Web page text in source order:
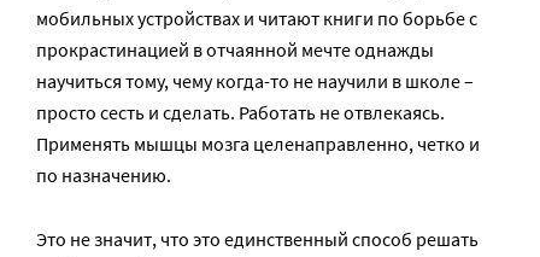
мобильных устройствах и читают книги по борьбе с
прокрастинацией в отчаянной мечте однажды
научиться тому, чему когда-то не научили в школе –
просто сесть и сделать. Работать не отвлекаясь.
Применять мышцы мозга целенаправленно, четко и
по назначению.
Это не значит, что это единственный способ решать